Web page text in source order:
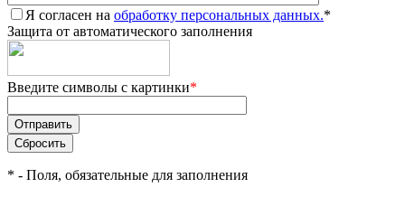
Я согласен на обработку персональных данных.*
Защита от автоматического заполнения
Введите символы с картинки*
* - Поля, обязательные для заполнения